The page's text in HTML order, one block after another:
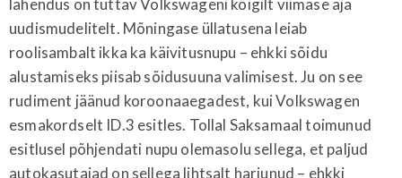
lahendus on tuttav Volkswageni kõigilt viimase aja
uudismudelitelt. Mõningase üllatusena leiab
roolisambalt ikka ka käivitusnupu – ehkki sõidu
alustamiseks piisab sõidusuuna valimisest. Ju on see
rudiment jäänud koroonaaegadest, kui Volkswagen
esmakordselt ID.3 esitles. Tollal Saksamaal toimunud
esitlusel põhjendati nupu olemasolu sellega, et paljud
autokasutajad on sellega lihtsalt harjunud – ehkki